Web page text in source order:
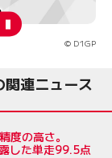
© D1GP
連ニュース
度の高さ。
した単走99.5点